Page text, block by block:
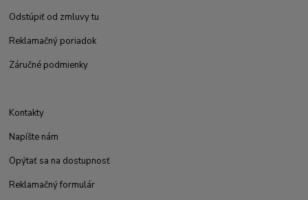
Odstúpiť od zmluvy tu
Reklamačný poriadok
Záručné podmienky
Kontakty
Napíšte nám
Opýtať sa na dostupnosť
Reklamačný formulár